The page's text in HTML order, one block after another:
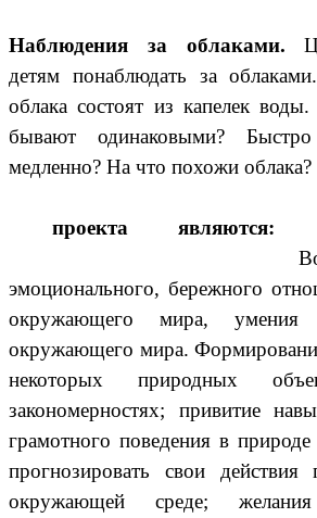
Наблюдения за облаками.
детям понаблюдать за
облака состоят из капелек
бывают одинаковыми?
медленно? На что похожи облака?
проекта являются:
эмоционального, бережного
окружающего мира, умения
окружающего мира.
некоторых природных
закономерностях; привитие
грамотного поведения в
прогнозировать свои
окружающей среде; желания